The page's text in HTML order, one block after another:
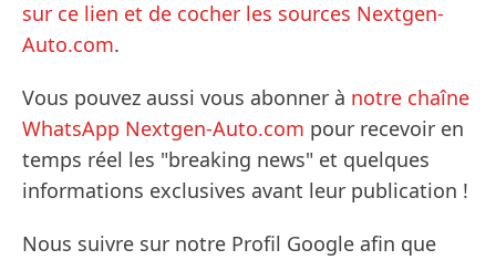
sur ce lien et de cocher les sources Nextgen-
Auto.com.
Vous pouvez aussi vous abonner à notre chaîne
WhatsApp Nextgen-Auto.com pour recevoir en
temps réel les "breaking news" et quelques
informations exclusives avant leur publication !
Nous suivre sur notre Profil Google afin que